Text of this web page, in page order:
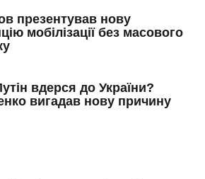
презентував нову
мобілізації без масового
вдерся до України?
вигадав нову причину